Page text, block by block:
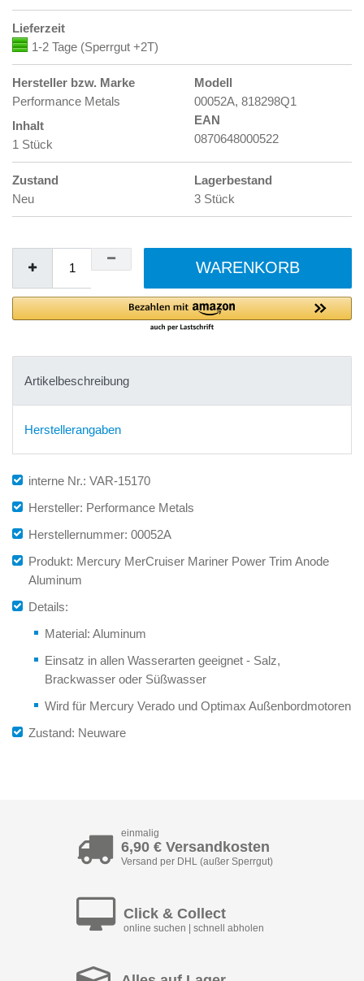
Lieferzeit
1-2 Tage (Sperrgut +2T)
Hersteller bzw. Marke
Performance Metals
Inhalt
1 Stück
Modell
00052A, 818298Q1
EAN
0870648000522
Zustand
Neu
Lagerbestand
3 Stück
WARENKORB
Artikelbeschreibung
Herstellerangaben
interne Nr.: VAR-15170
Hersteller: Performance Metals
Herstellernummer: 00052A
Produkt: Mercury MerCruiser Mariner Power Trim Anode
Aluminum
Details:
Material: Aluminum
Einsatz in allen Wasserarten geeignet - Salz,
Brackwasser oder Süßwasser
Wird für Mercury Verado und Optimax Außenbordmotoren
Zustand: Neuware
einmalig
6,90 € Versandkosten
Versand per DHL (außer Sperrgut)
Click & Collect
online suchen | schnell abholen